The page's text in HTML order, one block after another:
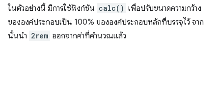
ในตัวอย่างนี้ มีการใช้ฟังก์ชัน calc() เพื่อปรับขนาดความกว้าง
ขององค์ประกอบเป็น 100% ขององค์ประกอบหลักที่บรรจุไว้ จาก
นั้นนำ 2rem ออกจากค่าที่คำนวณแล้ว